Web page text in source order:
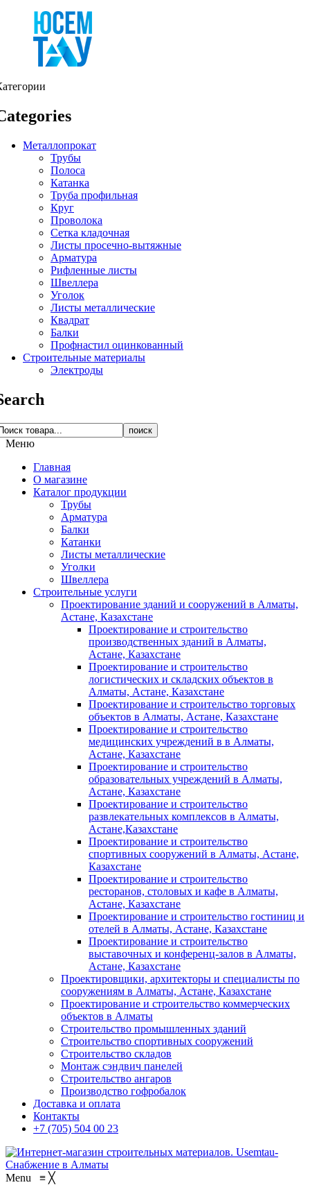
Металлопрокат
Трубы
Полоса
Катанка
Труба профильная
Круг
Проволока
Сетка кладочная
Листы просечно-вытяжные
Арматура
Рифленные листы
Швеллера
Уголок
Листы металлические
Квадрат
Балки
Профнастил оцинкованный
Строительные материалы
Электроды
поиск
Меню
Главная
О магазине
Каталог продукции
Трубы
Арматура
Балки
Катанки
Листы металлические
Уголки
Швеллера
Строительные услуги
Проектирование зданий и сооружений в Алматы,
Астане, Казахстане
Проектирование и строительство
производственных зданий в Алматы,
Астане, Казахстане
Проектирование и строительство
логистических и складских объектов в
Алматы, Астане, Казахстане
Проектирование и строительство торговых
объектов в Алматы, Астане, Казахстане
Проектирование и строительство
медицинских учреждений в в Алматы,
Астане, Казахстане
Проектирование и строительство
образовательных учреждений в Алматы,
Астане, Казахстане
Проектирование и строительство
развлекательных комплексов в Алматы,
Астане,Казахстане
Проектирование и строительство
спортивных сооружений в Алматы, Астане,
Казахстане
Проектирование и строительство
ресторанов, столовых и кафе в Алматы,
Астане, Казахстане
Проектирование и строительство гостиниц и
отелей в Алматы, Астане, Казахстане
Проектирование и строительство
выставочных и конференц-залов в Алматы,
Астане, Казахстане
Проектировщики, архитекторы и специалисты по
сооружениям в Алматы, Астане, Казахстане
Проектирование и строительство коммерческих
объектов в Алматы
Строительство промышленных зданий
Строительство спортивных сооружений
Строительство складов
Монтаж сэндвич панелей
Строительство ангаров
Производство гофробалок
Доставка и оплата
Контакты
+7 (705) 504 00 23
Menu ≡ ╳